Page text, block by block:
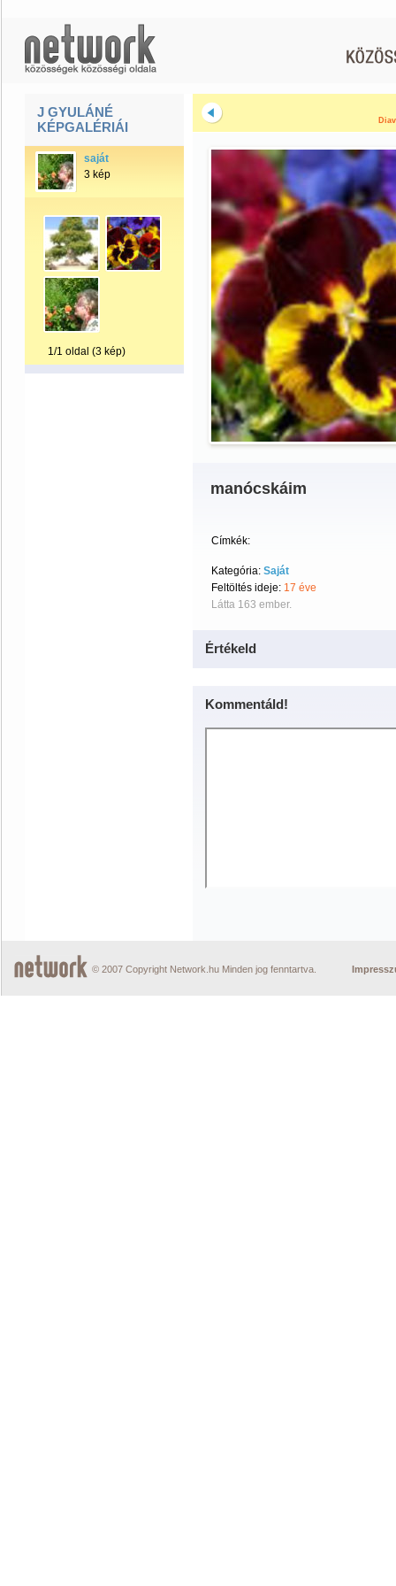
J GYULÁNÉ
KÉPGALÉRIÁI
saját
3 kép
1/1 oldal (3 kép)
manócskáim
Címkék:
Kategória: Saját
Feltöltés ideje: 17 éve
Látta 163 ember.
Értékeld
Kommentáld!
© 2007 Copyright Network.hu Minden jog fenntartva.